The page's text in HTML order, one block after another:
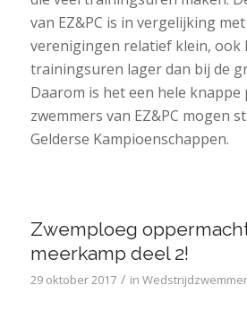
van EZ&PC is in vergelijking
verenigingen relatief klein, ook
trainingsuren lager dan bij de
Daarom is het een hele
zwemmers van EZ&PC mogen
Gelderse Kampioenschappen.
Zwemploeg
meerkamp deel 2!
29 oktober 2017 / in